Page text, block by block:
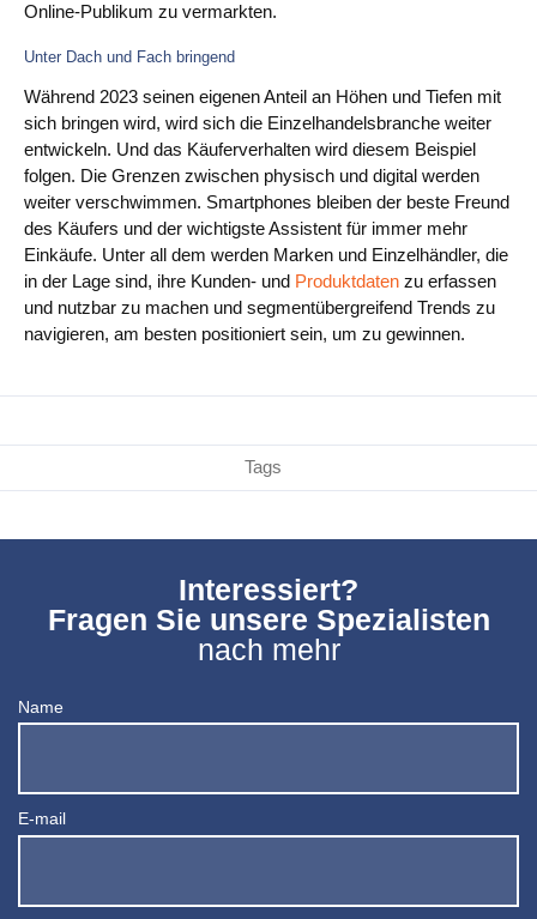
Online-Publikum zu vermarkten.
Unter Dach und Fach bringend
Während 2023 seinen eigenen Anteil an Höhen und Tiefen mit
sich bringen wird, wird sich die Einzelhandelsbranche weiter
entwickeln. Und das Käuferverhalten wird diesem Beispiel
folgen. Die Grenzen zwischen physisch und digital werden
weiter verschwimmen. Smartphones bleiben der beste Freund
des Käufers und der wichtigste Assistent für immer mehr
Einkäufe. Unter all dem werden Marken und Einzelhändler, die
in der Lage sind, ihre Kunden- und Produktdaten zu erfassen
und nutzbar zu machen und segmentübergreifend Trends zu
navigieren, am besten positioniert sein, um zu gewinnen.
Tags
Interessiert?
Fragen Sie unsere Spezialisten
nach mehr
Name
E-mail